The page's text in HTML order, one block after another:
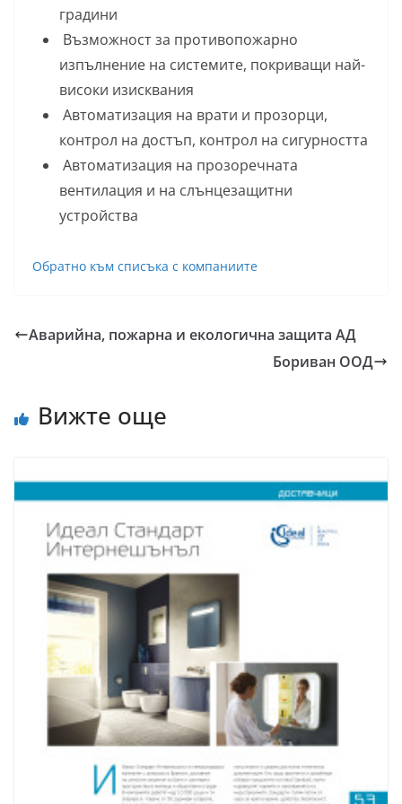
градини
Възможност за противопожарно
изпълнение на системите, покриващи най-
високи изисквания
Автоматизация на врати и прозорци,
контрол на достъп, контрол на сигурността
Автоматизация на прозоречната
вентилация и на слънцезащитни
устройства
Обратно към списъка с компаниите
Аварийна, пожарна и екологична защита АД
Бориван ООД
Вижте още